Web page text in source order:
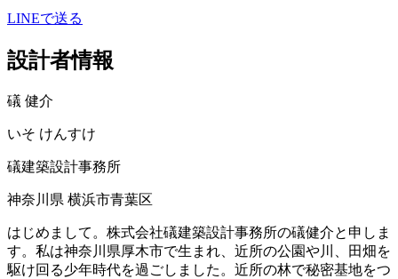
LINEで送る
設計者情報
礒 健介
いそ けんすけ
礒建築設計事務所
神奈川県 横浜市青葉区
はじめまして。株式会社礒建築設計事務所の礒健介と申しま
す。私は神奈川県厚木市で生まれ、近所の公園や川、田畑を
駆け回る少年時代を過ごしました。近所の林で秘密基地をつ